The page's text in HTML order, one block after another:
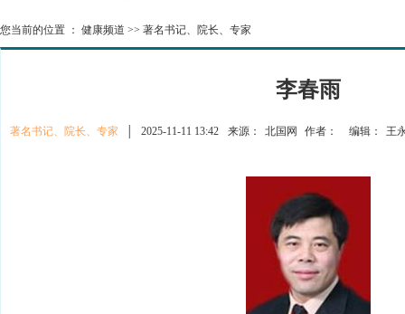
您当前的位置 ： 健康频道 >> 著名书记、院长、专家
李春雨
著名书记、院长、专家 2025-11-11 13:42 来源： 北国网 作者： 编辑： 王